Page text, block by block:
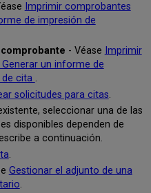
Imprimir comprobantes
de impresión de
- Véase Imprimir
un informe de
cita .
solicitudes para citas.
seleccionar una de las
disponibles dependen de
a continuación.
.
Gestionar el adjunto de una
.